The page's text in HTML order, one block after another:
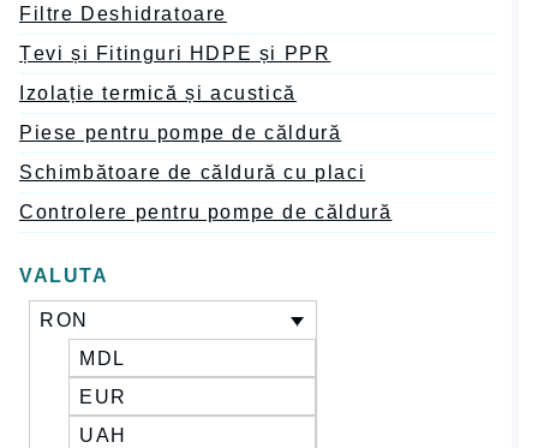
Filtre Deshidratoare
Țevi și Fitinguri HDPE și PPR
Izolație termică și acustică
Piese pentru pompe de căldură
Schimbătoare de căldură cu placi
Controlere pentru pompe de căldură
VALUTA
RON
MDL
EUR
UAH